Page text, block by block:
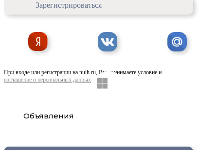
Зарегистрироваться
При входе или регистрации на nuih.ru, Вы принимаете условие и
соглашение о персональных данных
Объявления